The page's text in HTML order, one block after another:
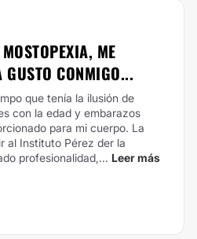
ME
GUSTO CONMIGO...
que tenía la ilusión de
con la edad y embarazos
para mi cuerpo. La
al Instituto Pérez der la
profesionalidad,... Leer más